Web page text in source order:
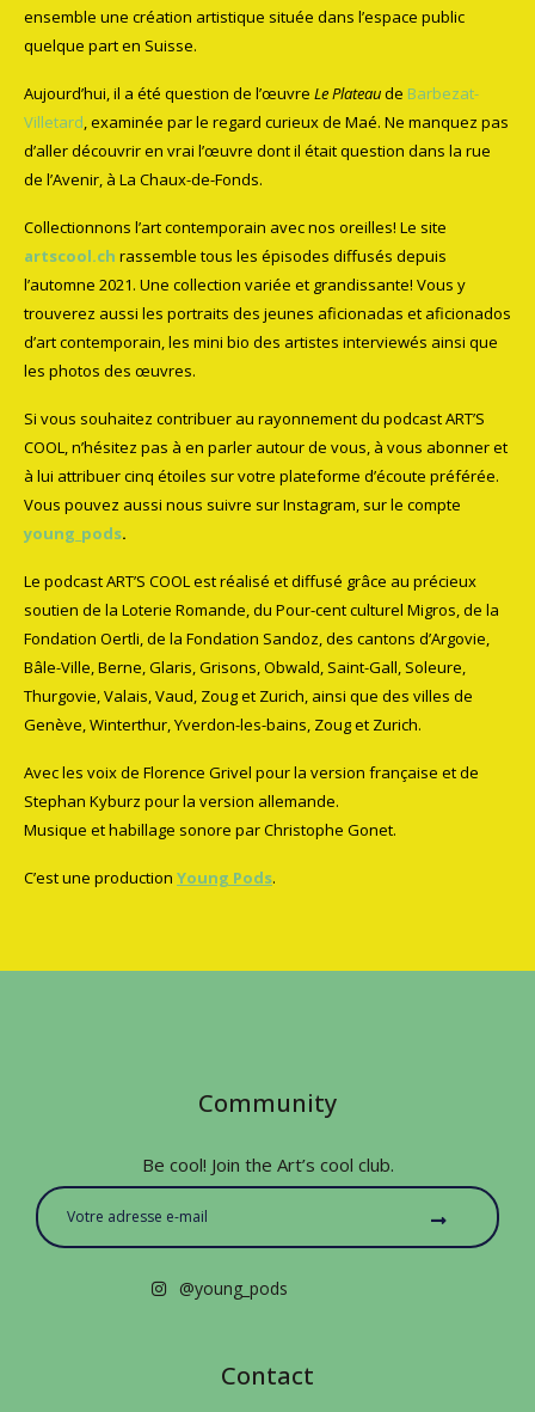
ensemble une création artistique située dans l’espace public
quelque part en Suisse.
Aujourd’hui, il a été question de l’œuvre Le Plateaude Barbezat-
Villetard, examinée par le regard curieux de Maé. Ne manquez pas
d’aller découvrir en vrai l’œuvre dont il était question dans la rue
de l’Avenir, à La Chaux-de-Fonds.
Collectionnons l’art contemporain avec nos oreilles! Le site
artscool.ch rassemble tous les épisodes diffusés depuis
l’automne 2021. Une collection variée et grandissante! Vous y
trouverez aussi les portraits des jeunes aficionadas et aficionados
d’art contemporain, les mini bio des artistes interviewés ainsi que
les photos des œuvres.
Si vous souhaitez contribuer au rayonnement du podcast ART’S
COOL, n’hésitez pas à en parler autour de vous, à vous abonner et
à lui attribuer cinq étoiles sur votre plateforme d’écoute préférée.
Vous pouvez aussi nous suivre sur Instagram, sur le compte
young_pods.
Le podcast ART’S COOL est réalisé et diffusé grâce au précieux
soutien de la Loterie Romande, du Pour-cent culturel Migros, de la
Fondation Oertli, de la Fondation Sandoz, des cantons d’Argovie,
Bâle-Ville, Berne, Glaris, Grisons, Obwald, Saint-Gall, Soleure,
Thurgovie, Valais, Vaud, Zoug et Zurich, ainsi que des villes de
Genève, Winterthur, Yverdon-les-bains, Zoug et Zurich.
Avec les voix de Florence Grivel pour la version française et de
Stephan Kyburz pour la version allemande.
Musique et habillage sonore par Christophe Gonet.
C’est une production Young Pods.
Community
Be cool! Join the Art’s cool club.
@young_pods
Contact